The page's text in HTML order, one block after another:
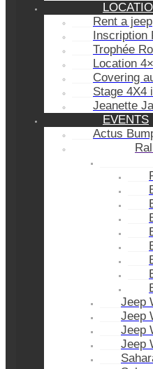
Rent a jeep
Inscription
Trophée
Location
Covering
Stage 4X4
Jeanette
EVENTS
Actus
Jeep
Jeep
Jeep
Jeep